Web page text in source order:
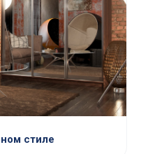
стиле